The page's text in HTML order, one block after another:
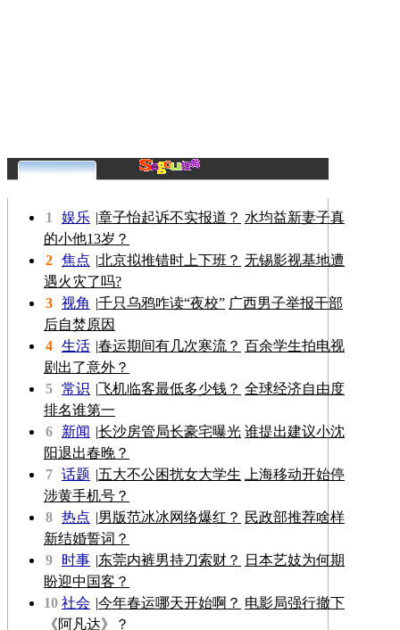
1 娱乐 |章子怡起诉不实报道？ 水均益新妻子真
的小他13岁？
2 焦点 |北京拟推错时上下班？ 无锡影视基地遭
遇火灾了吗?
3 视角 |千只乌鸦咋读“夜校” 广西男子举报干部
后自焚原因
4 生活 |春运期间有几次寒流？ 百余学生拍电视
剧出了意外？
5 常识 |飞机临客最低多少钱？ 全球经济自由度
排名谁第一
6
新闻 |长沙房管局长豪宅曝光 谁提出建议小沈
阳退出春晚？
7 话题 |五大不公困扰女大学生
上海移动开始停
涉黄手机号？
8 热点 |男版范冰冰网络爆红？ 民政部推荐啥样
新结婚誓词？
9
时事 |东莞内裤男持刀索财？
日本艺妓为何期
盼迎中国客？
10 社会 |今年春运哪天开始啊？ 电影局强行撤下
《阿凡达》？